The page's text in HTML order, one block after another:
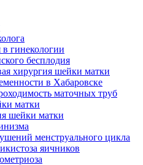
в гинекологии
бесплодия
хирургия шейки матки
в Хабаровске
маточных труб
матки
шейки матки
менструального цикла
яичников